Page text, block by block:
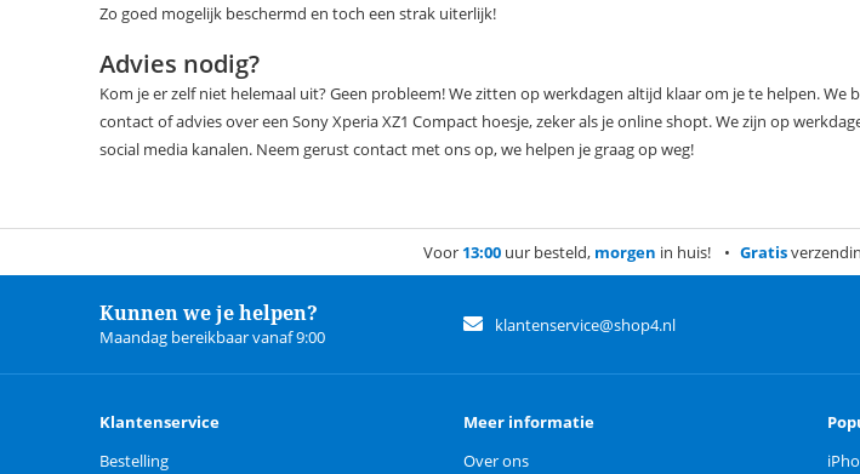
Zo goed mogelijk beschermd en toch een strak uiterlijk!
Advies nodig?
Kom je er zelf niet helemaal uit? Geen probleem! We zitten op werkdagen altijd klaar om je te helpen.
contact of advies over een Sony Xperia XZ1 Compact hoesje, zeker als je online shopt. We zijn op
social media kanalen. Neem gerust contact met ons op, we helpen je graag op weg!
Voor 13:00 uur besteld, morgen in huis! Gratis
Kunnen we je helpen?
Maandag bereikbaar vanaf 9:00
klantenservice@shop4.nl
Klantenservice
Bestelling
Meer informatie
Over ons